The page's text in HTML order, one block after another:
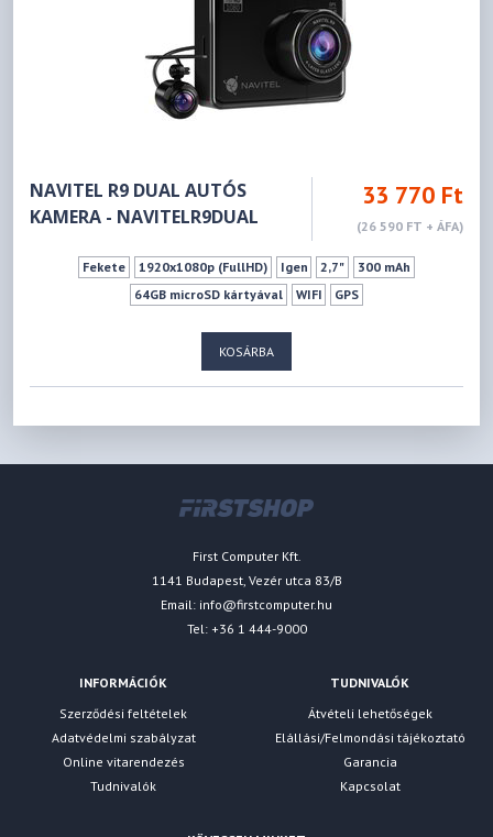
NAVITEL R9 DUAL AUTÓS
KAMERA - NAVITELR9DUAL
33 770 Ft
(26 590 FT + ÁFA)
Fekete 1920x1080p (FullHD) Igen 2,7"
300 mAh
64GB microSD kártyával
WIFI GPS
KOSÁRBA
First Computer Kft.
1141 Budapest, Vezér utca 83/B
Email: info@firstcomputer.hu
Tel: +36 1 444-9000
INFORMÁCIÓK
Szerződési feltételek
Adatvédelmi szabályzat
Online vitarendezés
Tudnivalók
TUDNIVALÓK
Átvételi lehetőségek
Elállási/Felmondási tájékoztató
Garancia
Kapcsolat